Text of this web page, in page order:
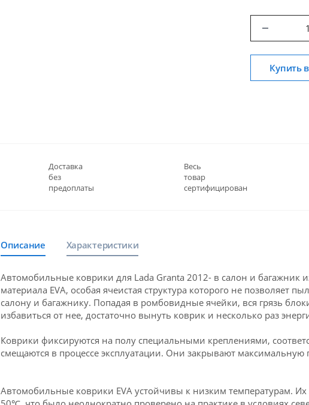
Купить
Доставка
без
предоплаты
Весь
товар
сертифицирован
Описание Характеристики
Автомобильные коврики для Lada Granta 2012- в салон и багажник
материала EVA, особая ячеистая структура которого не позволяет
салону и багажнику. Попадая в ромбовидные ячейки, вся грязь
избавиться от нее, достаточно вынуть коврик и несколько раз
Коврики фиксируются на полу специальными креплениями,
смещаются в процессе эксплуатации. Они закрывают максимальную
Автомобильные коврики EVA устойчивы к низким температурам. Их